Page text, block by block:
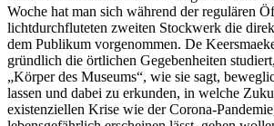
Woche hat man sich während der regulären
lichtdurchfluteten zweiten Stockwerk die
dem Publikum vorgenommen. De
gründlich die örtlichen Gegebenheiten
„Körper des Museums“, wie sie sagt,
lassen und dabei zu erkunden, in welche
existenziellen Krise wie der Corona-